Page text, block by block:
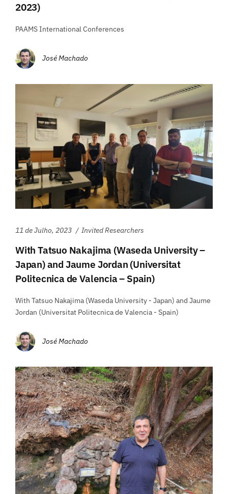
2023)
PAAMS International Conferences
José Machado
11 de Julho, 2023 Invited Researchers
With Tatsuo Nakajima (Waseda University –
Japan) and Jaume Jordan (Universitat
Politecnica de Valencia – Spain)
With Tatsuo Nakajima (Waseda University - Japan) and Jaume
Jordan (Universitat Politecnica de Valencia - Spain)
José Machado